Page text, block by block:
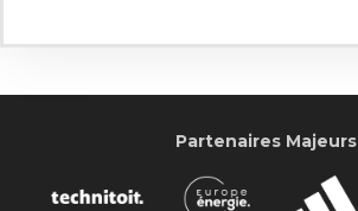
Partenaires Majeurs